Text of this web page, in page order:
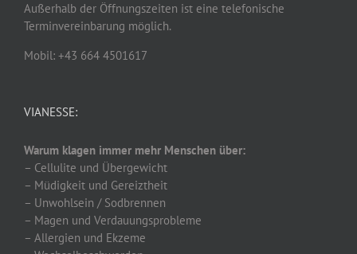
Außerhalb der Öffnungszeiten ist eine telefonische
Terminvereinbarung möglich.
Mobil: +43 664 4501617
VIANESSE:
Warum klagen immer mehr Menschen über:
– Cellulite und Übergewicht
– Müdigkeit und Gereiztheit
– Unwohlsein / Sodbrennen
– Magen und Verdauungsprobleme
– Allergien und Ekzeme